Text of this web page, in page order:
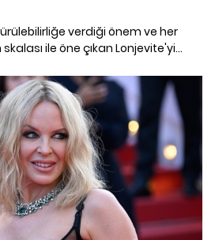
verdiği önem ve her
ile öne çıkan Lonjevite'yi